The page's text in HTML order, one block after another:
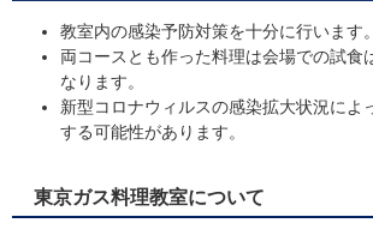
教室内の感染予防対策を十分に行います。
両コースとも作った料理は会場での試食
なります。
新型コロナウィルスの感染拡大状況によ
する可能性があります。
東京ガス料理教室について